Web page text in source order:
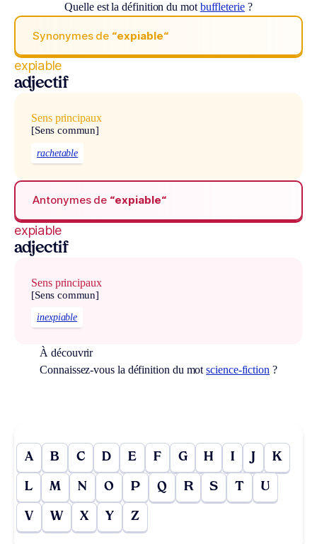
Quelle est la définition du mot buffleterie?
Synonymes de “expiable“
expiable
adjectif
Sens principaux
[Sens commun]
rachetable
Antonymes de “expiable“
expiable
adjectif
Sens principaux
[Sens commun]
inexpiable
À découvrir
Connaissez-vous la définition du motscience-fiction ?
A B C D E F G H I J K
L M N O P Q R S T U
V W X Y Z